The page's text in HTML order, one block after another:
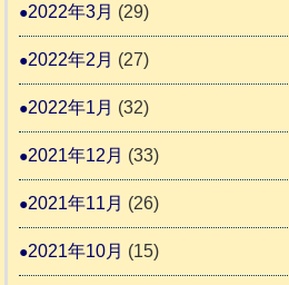
2022年3月 (29)
2022年2月 (27)
2022年1月 (32)
2021年12月 (33)
2021年11月 (26)
2021年10月 (15)